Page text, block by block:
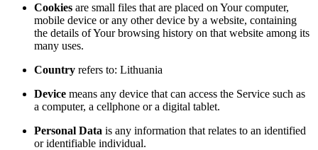
Cookies are small files that are placed on Your computer,
mobile device or any other device by a website, containing
the details of Your browsing history on that website among its
many uses.
Country refers to: Lithuania
Device means any device that can access the Service such as
a computer, a cellphone or a digital tablet.
Personal Data is any information that relates to an identified
or identifiable individual.